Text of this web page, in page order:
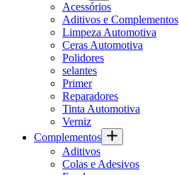
Acessórios
Aditivos e Complementos
Limpeza Automotiva
Ceras Automotiva
Polidores
selantes
Primer
Reparadores
Tinta Automotiva
Verniz
Complementos
Aditivos
Colas e Adesivos